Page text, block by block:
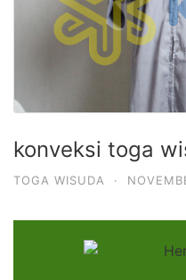
konveksi toga
TOGA WISUDA ·